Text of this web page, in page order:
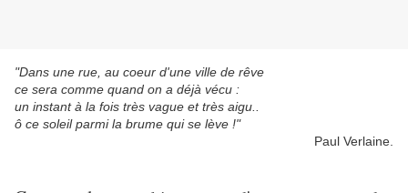
"Dans une rue, au coeur d'une ville de rêve
ce sera comme quand on a déjà vécu :
un instant à la fois très vague et très aigu..
ô ce soleil parmi la brume qui se lève !"
Paul Verlaine.